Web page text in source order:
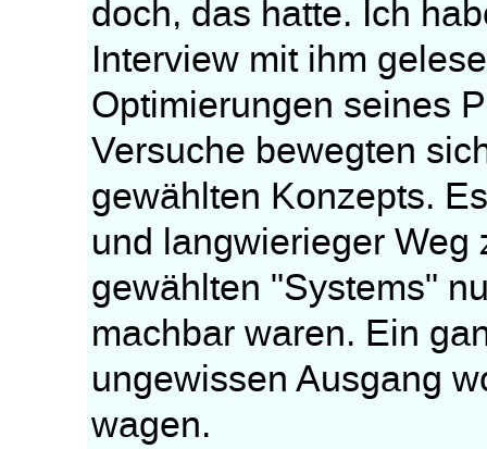
doch, das hatte. Ich
Interview mit ihm
Optimierungen seines
Versuche bewegten
gewählten Konzepts.
und langwierieger
gewählten "Systems"
machbar waren. Ein
ungewissen Ausgang
wagen.